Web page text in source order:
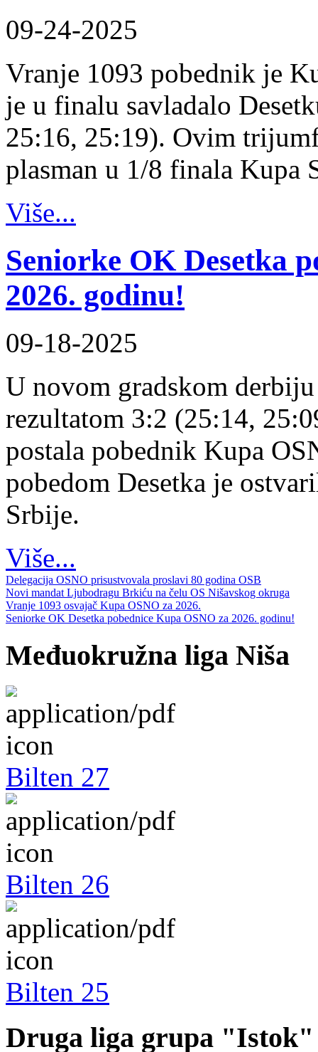
09-24-2025
Vranje 1093 pobednik je
je u finalu savladalo
25:16, 25:19). Ovim
plasman u 1/8 finala Kupa
Više...
Seniorke OK Desetka
2026. godinu!
09-18-2025
U novom gradskom
rezultatom 3:2 (25:14,
postala pobednik Kupa
pobedom Desetka je
Srbije.
Više...
Delegacija OSNO prisustvovala proslavi 80 godina OSB
Novi mandat Ljubodragu Brkiću na čelu OS Nišavskog okruga
Vranje 1093 osvajač Kupa OSNO za 2026.
Seniorke OK Desetka pobednice Kupa OSNO za 2026. godinu!
Međuokružna liga Niša
Bilten 27
Bilten 26
Bilten 25
Druga liga grupa "Istok"